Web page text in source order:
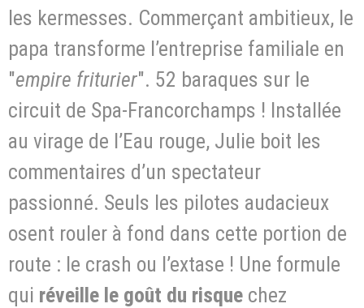
les kermesses. Commerçant ambitieux, le
papa transforme l’entreprise familiale en
"empire friturier". 52 baraques sur le
circuit de Spa-Francorchamps ! Installée
au virage de l’Eau rouge, Julie boit les
commentaires d’un spectateur
passionné. Seuls les pilotes audacieux
osent rouler à fond dans cette portion de
route : le crash ou l’extase ! Une formule
qui réveille le goût du risque chez